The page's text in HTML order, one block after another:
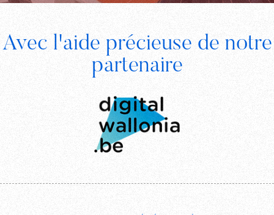
Avec l'aide précieuse de notre
partenaireDigital